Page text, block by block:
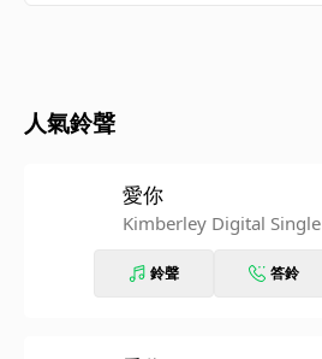
人氣鈴聲
愛你
Kimberley Digital Single
鈴聲 答鈴